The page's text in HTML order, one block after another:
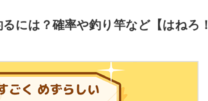
には？確率や釣り竿など【はねろ！